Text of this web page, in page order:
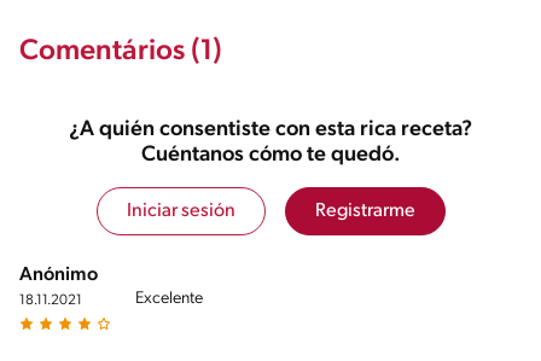
Comentários (1)
¿A quién consentiste con esta rica receta?
Cuéntanos cómo te quedó.
Iniciar sesión Registrarme
Anónimo
18.11.2021 Excelente